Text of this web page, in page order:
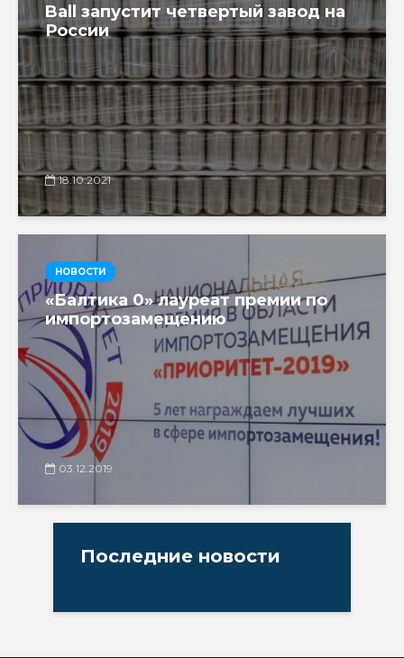
Ball запустит четвертый завод на
России
18.10.2021
НОВОСТИ
«Балтика 0» лауреат премии по
импортозамещению
03.12.2019
Последние новости